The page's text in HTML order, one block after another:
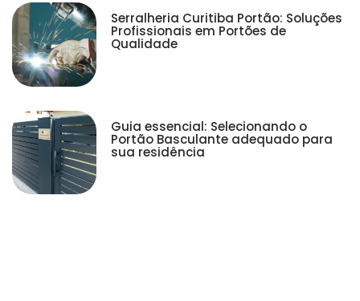
Serralheria Curitiba Portão: Soluções
Profissionais em Portões de
Qualidade
Guia essencial: Selecionando o
Portão Basculante adequado para
sua residência